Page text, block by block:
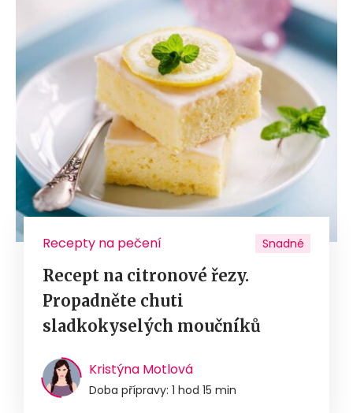
Recepty na pečení Snadné
Recept na citronové řezy.
Propadněte chuti
sladkokyselých moučníků
Kristýna Motlová
Doba přípravy: 1 hod 15 min